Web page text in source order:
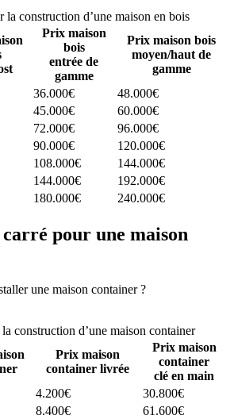
la construction d’une maison en bois
Prix maison
bois
entrée de
gamme
Prix maison bois
moyen/haut de
gamme
36.000€
48.000€
45.000€
60.000€
72.000€
96.000€
90.000€
120.000€
108.000€
144.000€
144.000€
192.000€
180.000€ 240.000€
pour une maison
une maison container ?
construction d’une maison container
Prix maison
container livrée
Prix maison
container
clé en main
4.200€
30.800€
8.400€
61.600€